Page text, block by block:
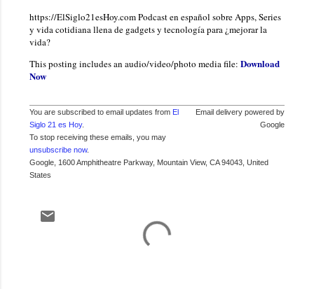
https://ElSiglo21esHoy.com Podcast en español sobre Apps, Series
y vida cotidiana llena de gadgets y tecnología para ¿mejorar la
vida?
This posting includes an audio/video/photo media file: Download
Now
You are subscribed to email updates from El
Siglo 21 es Hoy.
To stop receiving these emails, you may
unsubscribe now.
Email delivery powered by
Google
Google, 1600 Amphitheatre Parkway, Mountain View, CA 94043, United
States